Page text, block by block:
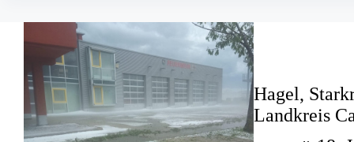
Hagel,
Landkreis